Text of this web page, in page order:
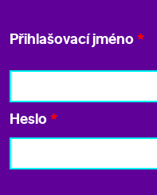
Přihlašovací jméno *
Heslo *